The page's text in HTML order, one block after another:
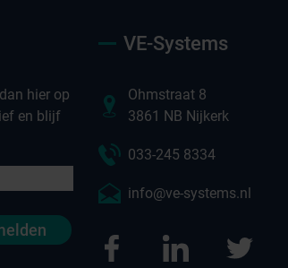
hier op
en blijf
VE-Systems
Ohmstraat 8
3861 NB Nijkerk
033-245 8334
info@ve-systems.nl